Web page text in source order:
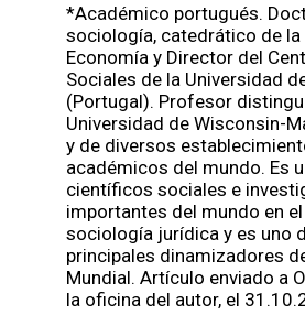
*Académico portugués.
sociología, catedrático de la
Economía y Director del
Sociales de la Universidad
(Portugal). Profesor
Universidad de Wisconsin-
y de diversos
académicos del mundo. Es
científicos sociales e
importantes del mundo en el
sociología jurídica y es uno
principales dinamizadores
Mundial. Artículo enviado a
la oficina del autor, el